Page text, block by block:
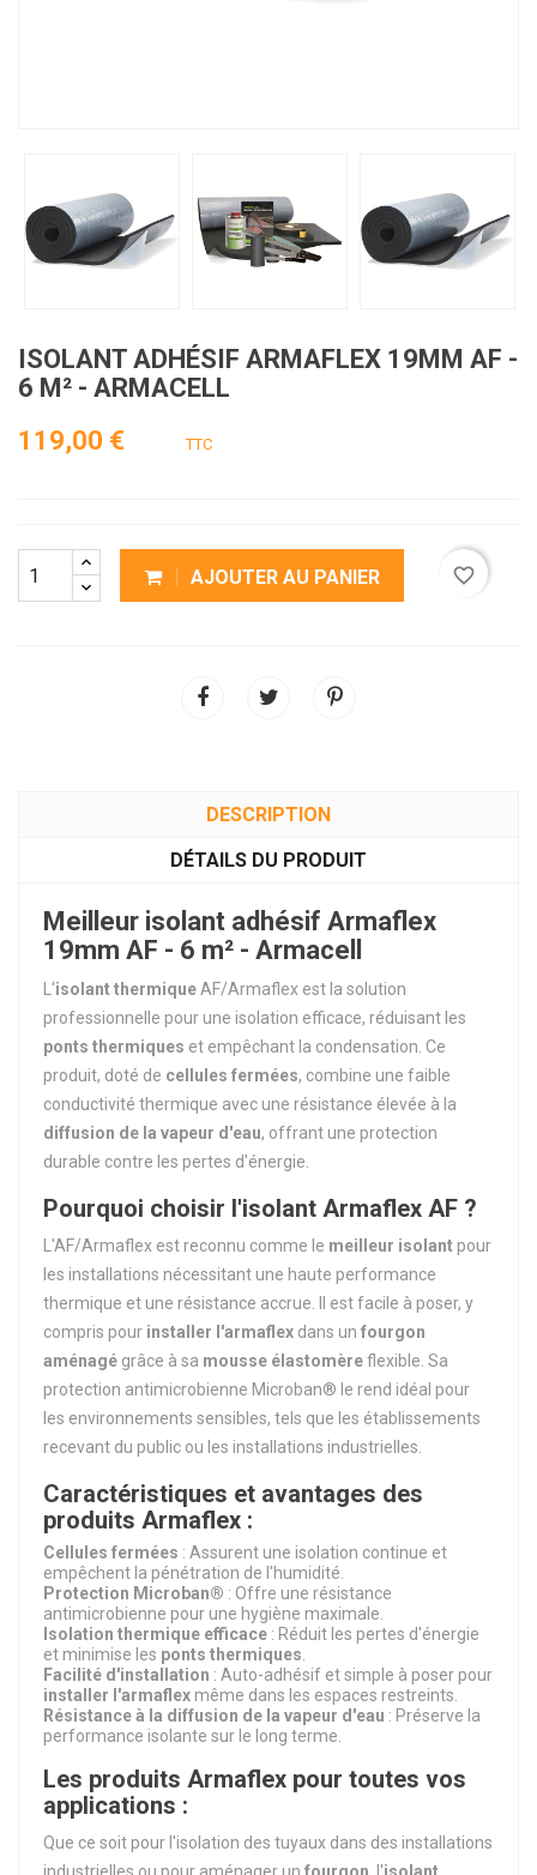
ISOLANT ADHÉSIF ARMAFLEX 19MM AF -
6 M² - ARMACELL
119,00 €
TTC
AJOUTER AU PANIER favorite_border
DESCRIPTION
DÉTAILS DU PRODUIT
Meilleur isolant adhésif Armaflex
19mm AF - 6 m² - Armacell
L'isolant thermique AF/Armaflex est la solution
professionnelle pour une isolation efficace, réduisant les
ponts thermiques et empêchant la condensation. Ce
produit, doté de cellules fermées, combine une faible
conductivité thermique avec une résistance élevée à la
diffusion de la vapeur d'eau, offrant une protection
durable contre les pertes d'énergie.
Pourquoi choisir l'isolant Armaflex AF ?
L'AF/Armaflex est reconnu comme le meilleur isolantpour
les installations nécessitant une haute performance
thermique et une résistance accrue. Il est facile à poser, y
compris pour installer l'armaflex dans un fourgon
aménagé grâce à sa mousse élastomèreflexible. Sa
protection antimicrobienne Microban® le rend idéal pour
les environnements sensibles, tels que les établissements
recevant du public ou les installations industrielles.
Caractéristiques et avantages des
produits Armaflex :
Cellules fermées : Assurent une isolation continue et
empêchent la pénétration de l'humidité.
Protection Microban® : Offre une résistance
antimicrobienne pour une hygiène maximale.
Isolation thermique efficace : Réduit les pertes d'énergie
et minimise les ponts thermiques
Facilité d'installation : Auto-adhésif et simple à poser pour
installer l'armaflexmême dans les espaces restreints.
Résistance à la diffusion de la vapeur d'eau : Préserve la
performance isolante sur le long terme.
Les produits Armaflex pour toutes vos
applications :
Que ce soit pour l'isolation des tuyaux dans des installations